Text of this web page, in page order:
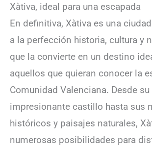
Xàtiva, ideal para una escapada
En definitiva, Xàtiva es una
a la perfección historia, cultura y
que la convierte en un destino
aquellos que quieran conocer la
Comunidad Valenciana. Desde su
impresionante castillo hasta sus
históricos y paisajes naturales,
numerosas posibilidades para